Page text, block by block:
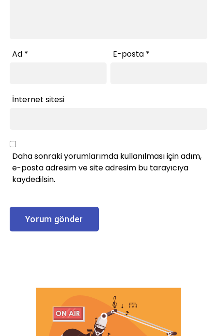
Ad * E-posta *
İnternet sitesi
Daha sonraki yorumlarımda kullanılması için adım,
e-posta adresim ve site adresim bu tarayıcıya
kaydedilsin.